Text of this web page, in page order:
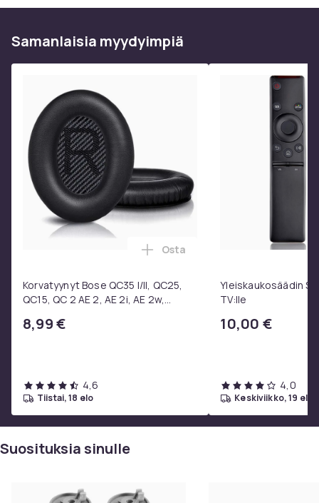
Paino, gramma
Tuotenro
7f438f29-c9f7-4d25-8e55-5cc06832a199
Tuoteturvallisuustiedot
Samanlaisia ​​myydyimpiä
Korvatyynyt Bose QC35 I/II, QC25,
QC15, QC 2 AE 2, AE 2i, AE 2w,
8,99 €
Lisää Korvatyynyt Bose QC35
Osta
4,6
tiistai, 18 elo
Yleiskaukosäädin
TV:lle
10,00 €
4,0
keskiviikko, 19 elo
Suosituksia sinulle